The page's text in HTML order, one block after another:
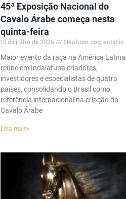
45ª Exposição Nacional do
Cavalo Árabe começa nesta
quinta-feira
15 de julho de 2026
Nenhum comentário
Maior evento da raça na América Latina
reúne em Indaiatuba criadores,
investidores e especialistas de quatro
países, consolidando o Brasil como
referência internacional na criação do
Cavalo Árabe
Leia mais»